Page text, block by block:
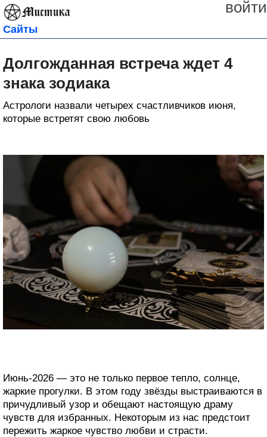
войти
Сайты
Долгожданная встреча ждет 4
знака зодиака
Астрологи назвали четырех счастливчиков июня,
которые встретят свою любовь
Июнь-2026 — это не только первое тепло, солнце,
жаркие прогулки. В этом году звёзды выстраиваются в
причудливый узор и обещают настоящую драму
чувств для избранных. Некоторым из нас предстоит
пережить жаркое чувство любви и страсти.